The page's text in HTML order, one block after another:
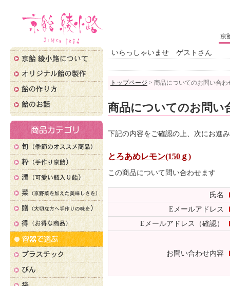
いらっしゃいませ ゲストさん
トップページ > 商品についてのお問い合わ
商品についてのお問い
下記の内容をご確認の上、次にお進
とろあめレモン(150ｇ)
この商品について問い合わせます
氏名
Eメールアドレス
Eメールアドレス（確認）
お問い合わせ内容